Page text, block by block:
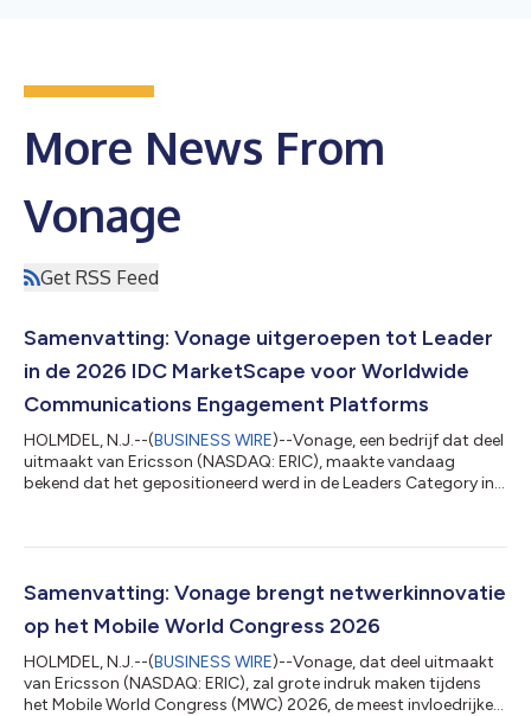
More News From
Vonage
Get RSS Feed
Samenvatting: Vonage uitgeroepen tot Leader
in de 2026 IDC MarketScape voor Worldwide
Communications Engagement Platforms
HOLMDEL, N.J.--(BUSINESS WIRE)--Vonage, een bedrijf dat deel
uitmaakt van Ericsson (NASDAQ: ERIC), maakte vandaag
bekend dat het gepositioneerd werd in de Leaders Category in
mening dat deze erkenning het omvattende
de mogelijkheid biedt om klant- en werknemersengagement op
wereldwijde schaal te herwerken. De IDC MarketScape: World...
Samenvatting: Vonage brengt netwerkinnovatie
op het Mobile World Congress 2026
HOLMDEL, N.J.--(BUSINESS WIRE)--Vonage, dat deel uitmaakt
van Ericsson (NASDAQ: ERIC), zal grote indruk maken tijdens
het Mobile World Congress (MWC) 2026, de meest invloedrijke